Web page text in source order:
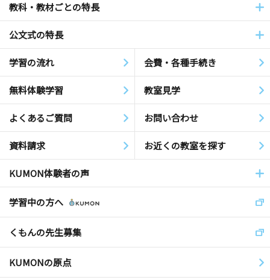
教科・教材ごとの特長
公文式の特長
学習の流れ 会費・各種手続き
無料体験学習 教室見学
よくあるご質問 お問い合わせ
資料請求 お近くの教室を探す
KUMON体験者の声
学習中の方へ
くもんの先生募集
KUMONの原点